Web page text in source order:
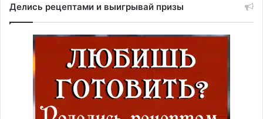
Делись рецептами и выигрывай призы